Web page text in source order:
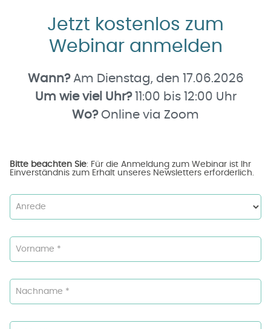
Jetzt kostenlos zum
Webinar anmelden
Wann? Am Dienstag, den
17.06.2026
Um wie viel Uhr?11:00 bis 12:00 Uhr
Wo?Online via Zoom
Bitte beachten Sie: Für die Anmeldung zum Webinar ist Ihr
Einverständnis zum Erhalt unseres Newsletters erforderlich.
Anrede
Vorname *
Nachname *